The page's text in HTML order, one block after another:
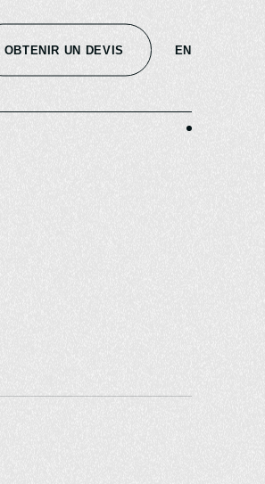
EN
OBTENIR UN DEVIS